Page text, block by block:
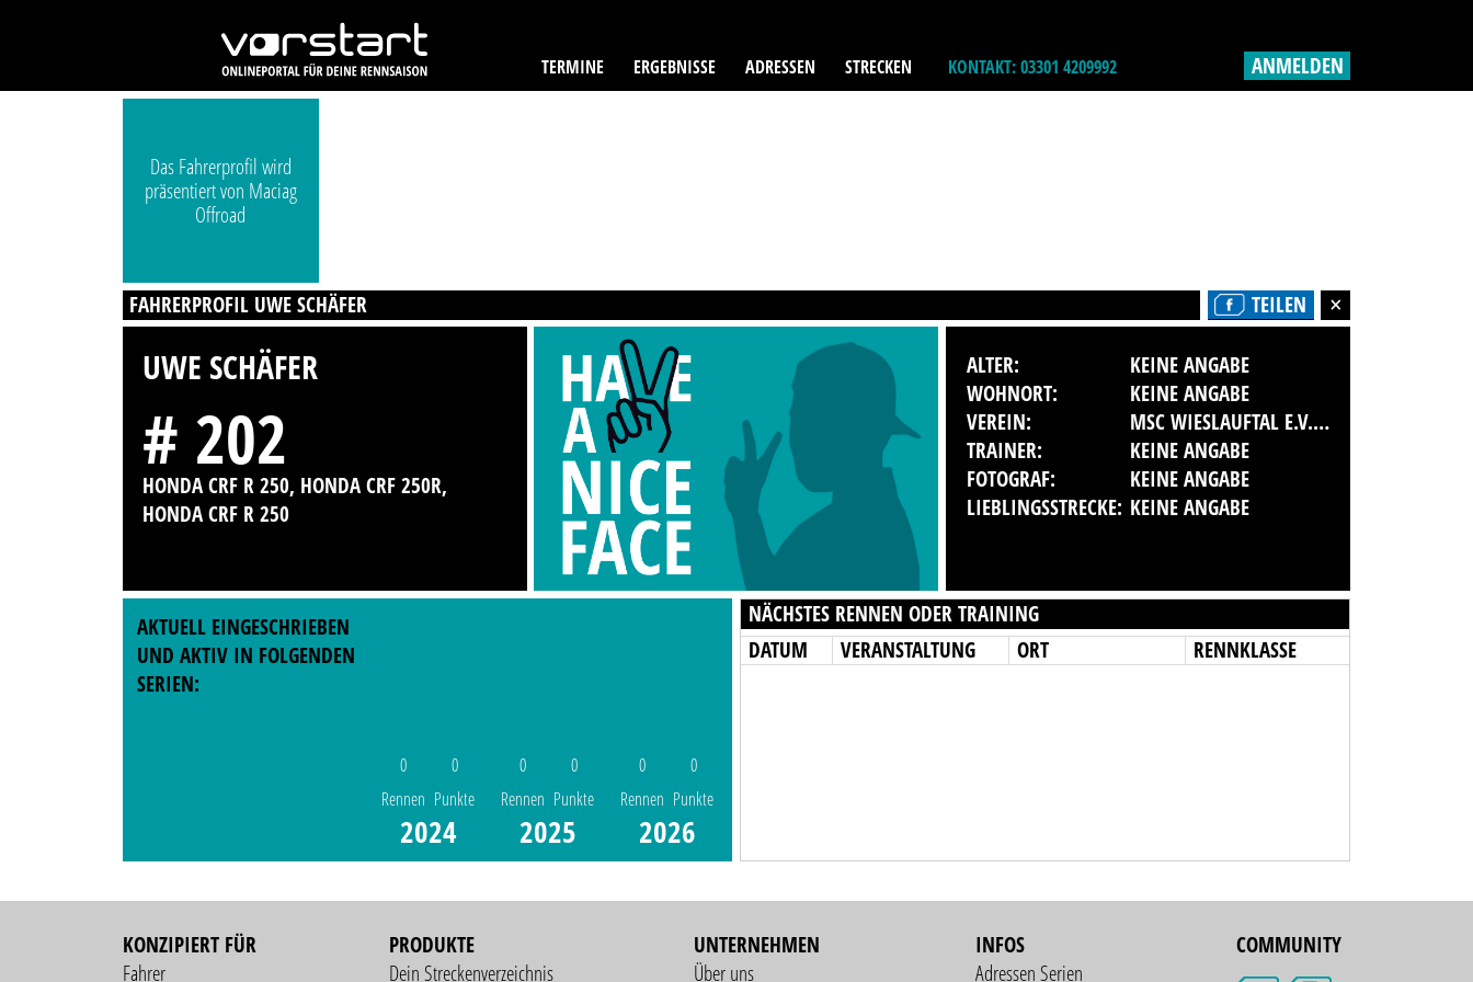
TERMINE ERGEBNISSE ADRESSEN STRECKEN KONTAKT: 03301 4209992 ANMELDEN
Das Fahrerprofil wird
präsentiert von Maciag
Offroad
FAHRERPROFIL UWE SCHÄFER TEILEN
UWE SCHÄFER
# 202
HONDA CRF R 250, HONDA CRF 250R,
HONDA CRF R 250
ALTER:
KEINE ANGABE
WOHNORT:
KEINE ANGABE
VEREIN:
MSC WIESLAUFTAL E.V. IM ADAC
TRAINER:
KEINE ANGABE
FOTOGRAF:
KEINE ANGABE
LIEBLINGSSTRECKE: KEINE ANGABE
AKTUELL EINGESCHRIEBEN
UND AKTIV IN FOLGENDEN
SERIEN:
0
Rennen
0
Punkte
2024
0
Rennen
0
Punkte
2025
0
Rennen
0
Punkte
2026
NÄCHSTES RENNEN ODER TRAINING
DATUM
VERANSTALTUNG ORT RENNKLASSE
KONZIPIERT FÜR
Fahrer
PRODUKTE
Dein Streckenverzeichnis
UNTERNEHMEN
Über uns
INFOS
Adressen Serien
COMMUNITY